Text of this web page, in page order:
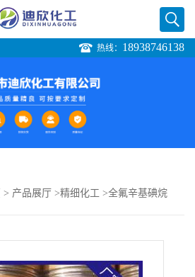
热线： 18938746138
> 产品展厅 >精细化工 >全氟辛基碘烷